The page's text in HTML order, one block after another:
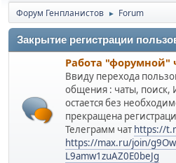
Форум Генпланистов ► Forum
Закрытие регистрации
Работа "форумной"
Ввиду перехода
общения : чаты, поиск,
остается без
прекращена
Телеграмм чат https://
https://max.ru/join/
L9amw1zuAZ0E0beJg